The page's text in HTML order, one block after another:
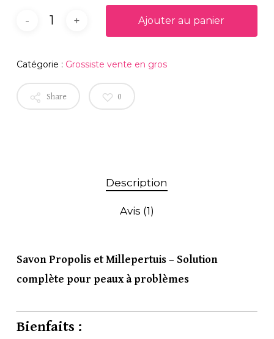
Ajouter au panier
Catégorie : Grossiste vente en gros
Share 0
Description
Avis (1)
Savon Propolis et Millepertuis – Solution
complète pour peaux à problèmes
Bienfaits :